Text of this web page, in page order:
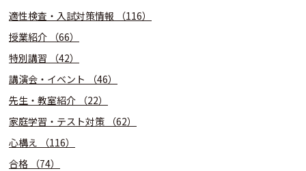
適性検査・入試対策情報
（116）
授業紹介
（66）
特別講習
（42）
講演会・イベント
（46）
先生・教室紹介
（22）
家庭学習・テスト対策
（62）
心構え
（116）
合格
（74）